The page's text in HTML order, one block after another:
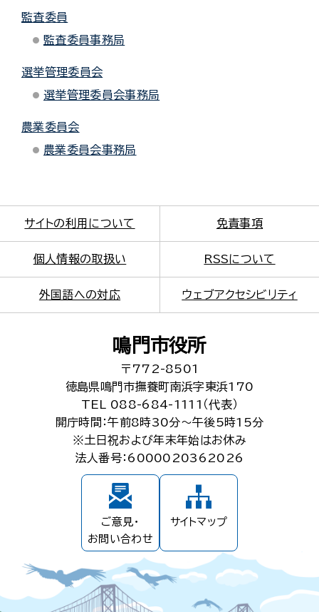
監査委員
監査委員事務局
選挙管理委員会
選挙管理委員会事務局
農業委員会
農業委員会事務局
サイトの利用について 免責事項
個人情報の取扱い RSSについて
外国語への対応 ウェブアクセシビリティ
鳴門市役所
〒772-8501
徳島県鳴門市撫養町南浜字東浜170
TEL 088-684-1111（代表）
開庁時間：午前8時30分～午後5時15分
※土日祝および年末年始はお休み
法人番号：6000020362026
ご意見・
お問い合わせ
サイトマップ